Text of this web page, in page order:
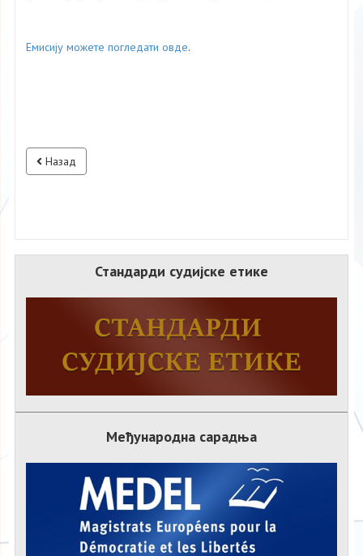
Емисију можете погледати овде.
Назад
Стандарди судијске етике
Међународна сарадња